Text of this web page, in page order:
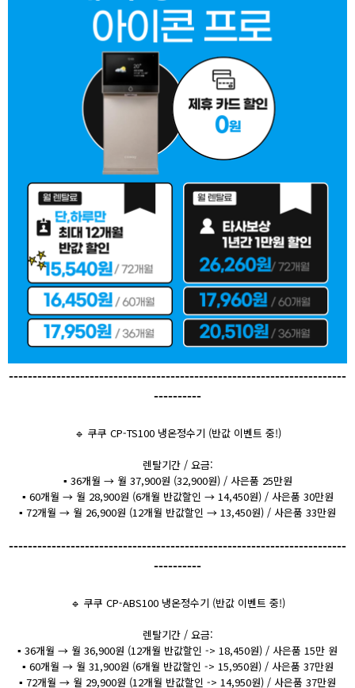
-----------------------------------------------------------------------
----------
🔹 쿠쿠 CP-TS100 냉온정수기 (반값 이벤트 중!)
렌탈기간 / 요금:
▪️ 36개월 → 월 37,900원 (32,900원) / 사은품 25만원
▪️ 60개월 → 월 28,900원 (6개월 반값할인 → 14,450원) / 사은품 30만원
▪️ 72개월 → 월 26,900원 (12개월 반값할인 → 13,450원) / 사은품 33만원
-----------------------------------------------------------------------
----------
🔹 쿠쿠 CP-ABS100 냉온정수기 (반값 이벤트 중!)
렌탈기간 / 요금:
▪️ 36개월 → 월 36,900원 (12개월 반값할인 -> 18,450원) / 사은품 15만 원
▪️ 60개월 → 월 31,900원 (6개월 반값할인 -> 15,950원) / 사은품 37만원
▪️ 72개월 → 월 29,900원 (12개월 반값할인 -> 14,950원) / 사은품 37만원